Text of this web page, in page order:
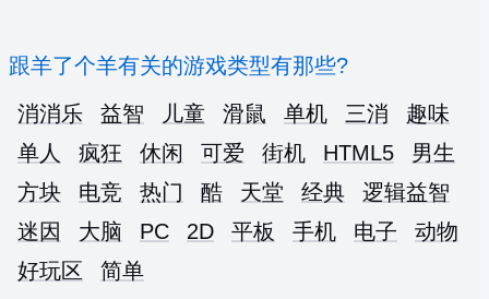
跟羊了个羊有关的游戏类型有那些?
消消乐
益智 儿童 滑鼠 单机 三消
趣味
单人
疯狂 休闲 可爱 街机 HTML5
男生
方块
电竞 热门 酷 天堂 经典
逻辑益智
迷因
大脑 PC 2D 平板 手机 电子
动物
好玩区
简单